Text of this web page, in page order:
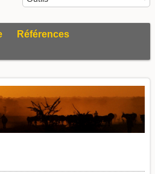
Références